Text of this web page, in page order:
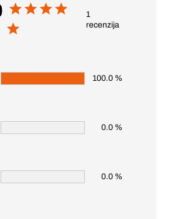
1
recenzija
100.0 %
0.0 %
0.0 %